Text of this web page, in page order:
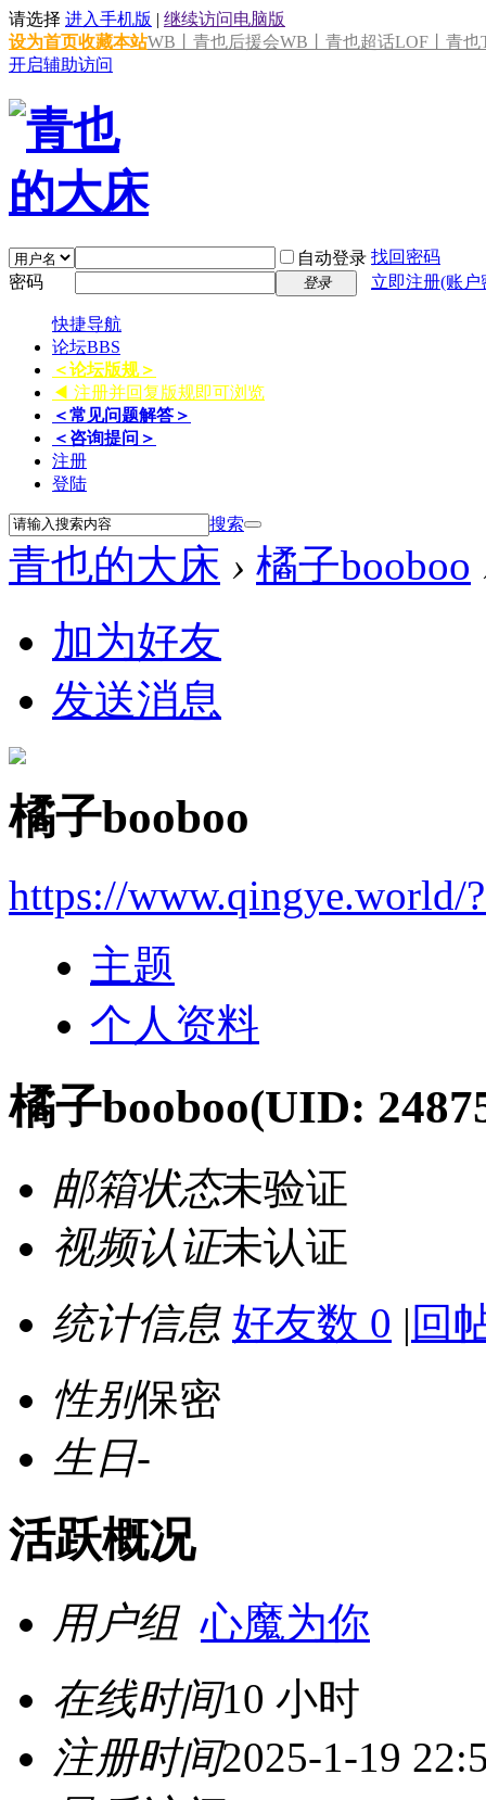
请选择 进入手机版 | 继续访问电脑版
设为首页收藏本站WB丨青也后援会WB丨青也超话LOF丨青也
开启辅助访问
自动登录 找回密码
密码
登录 立即注册(账
快捷导航
论坛BBS
＜论坛版规＞
◀ 注册并回复版规即可浏览
＜常见问题解答＞
＜咨询提问＞
注册
登陆
搜索
青也的大床 › 橘子booboo
加为好友
发送消息
橘子booboo
https://www.qingye.world/
主题
个人资料
橘子booboo(UID:
邮箱状态未验证
视频认证未认证
统计信息 好友数 0 | 回
性别保密
生日-
活跃概况
用户组心魔为你
在线时间10 小时
注册时间2025-1-19